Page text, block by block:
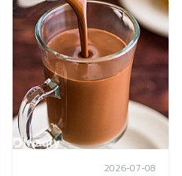
2026-07-08